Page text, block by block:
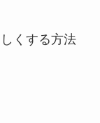
くする方法